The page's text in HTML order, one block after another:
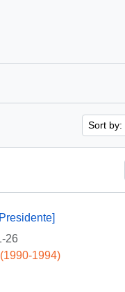
Sort by:
26
1994)